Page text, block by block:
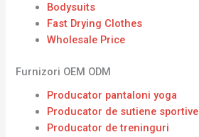
Bodysuits
Fast Drying Clothes
Wholesale Price
Furnizori OEM ODM
Producator pantaloni yoga
Producator de sutiene sportive
Producator de treninguri